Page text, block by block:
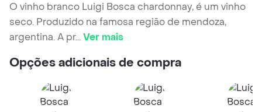
O vinho branco Luigi Bosca chardonnay, é um vinho
seco. Produzido na famosa região de mendoza,
argentina. A pr...Ver mais
Opções adicionais de compra